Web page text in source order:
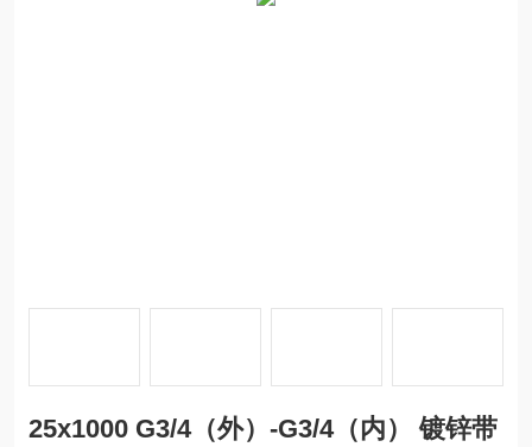
25x1000 G3/4（外）-G3/4（内） 镀锌带